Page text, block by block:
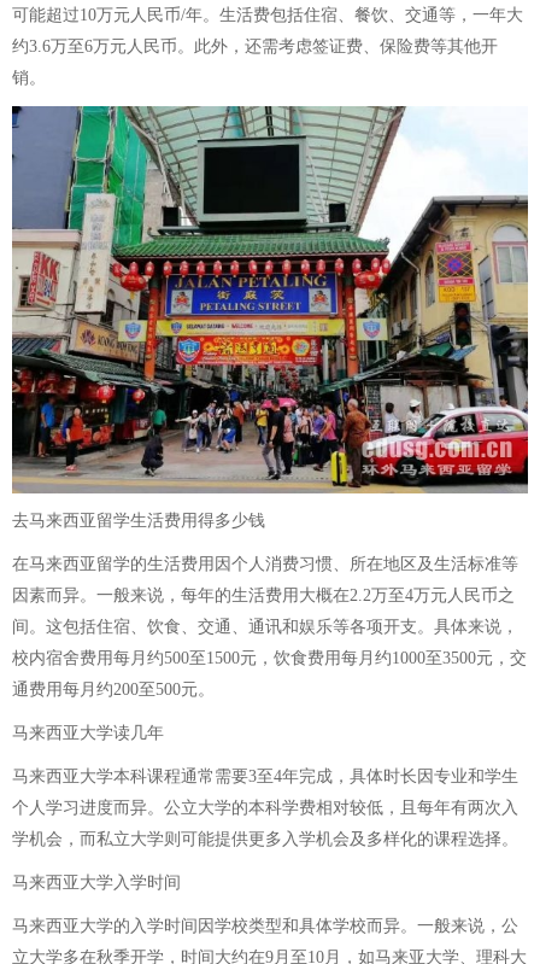
可能超过10万元人民币/年。生活费包括住宿、餐饮、交通等，一年大
约3.6万至6万元人民币。此外，还需考虑签证费、保险费等其他开
销。
去马来西亚留学生活费用得多少钱
在马来西亚留学的生活费用因个人消费习惯、所在地区及生活标准等
因素而异。一般来说，每年的生活费用大概在2.2万至4万元人民币之
间。这包括住宿、饮食、交通、通讯和娱乐等各项开支。具体来说，
校内宿舍费用每月约500至1500元，饮食费用每月约1000至3500元，交
通费用每月约200至500元。
马来西亚大学读几年
马来西亚大学本科课程通常需要3至4年完成，具体时长因专业和学生
个人学习进度而异。公立大学的本科学费相对较低，且每年有两次入
学机会，而私立大学则可能提供更多入学机会及多样化的课程选择。
马来西亚大学入学时间
马来西亚大学的入学时间因学校类型和具体学校而异。一般来说，公
立大学多在秋季开学，时间大约在9月至10月，如马来亚大学、理科大